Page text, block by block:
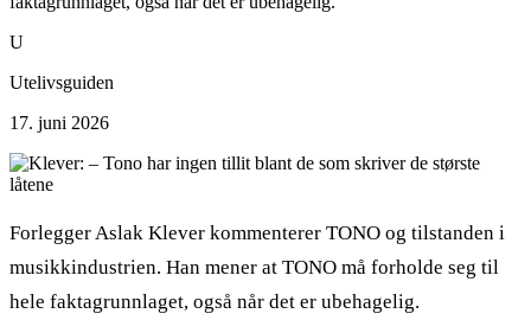
U
Utelivsguiden
17. juni 2026
Forlegger Aslak Klever kommenterer TONO og tilstanden i
musikkindustrien. Han mener at TONO må forholde seg til
hele faktagrunnlaget, også når det er ubehagelig.